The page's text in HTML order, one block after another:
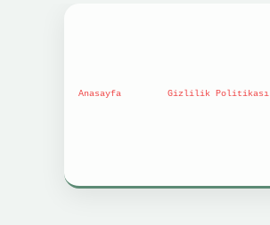
Anasayfa Gizlilik Politikası